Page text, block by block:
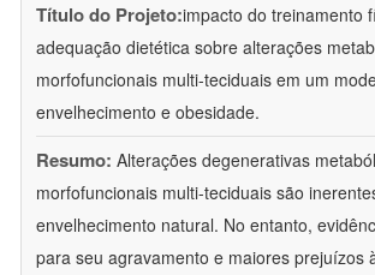
Título do Projeto:impacto do treinamento
adequação dietética sobre alterações
morfofuncionais multi-teciduais em um
envelhecimento e obesidade.
Resumo: Alterações degenerativas
morfofuncionais multi-teciduais são
envelhecimento natural. No entanto,
para seu agravamento e maiores prejuízos